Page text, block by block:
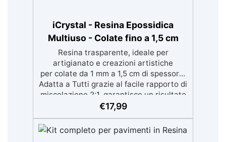
iCrystal - Resina Epossidica
Multiuso - Colate fino a 1,5 cm
Resina trasparente, ideale per
artigianato e creazioni artistiche
per colate da 1 mm a 1,5 cm di spessore.
Adatta a Tutti grazie al facile rapporto di
miscelazione 2:1, garantisce un risultato
senza imperfezioni Bassa viscosità per
legno, silicone, vetro, metallo e altri
materiali. Certificata post-catalisi
€17,99